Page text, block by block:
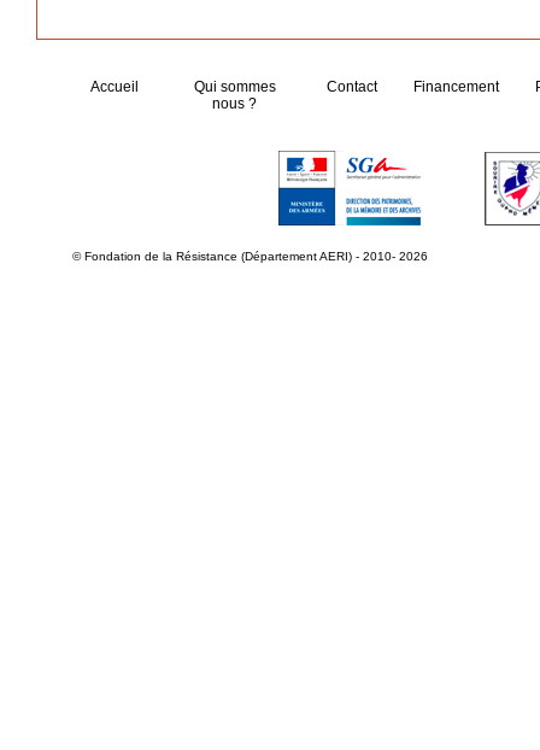
Accueil
Qui sommes
nous ?
Contact Financement
© Fondation de la Résistance (Département AERI) - 2010- 2026